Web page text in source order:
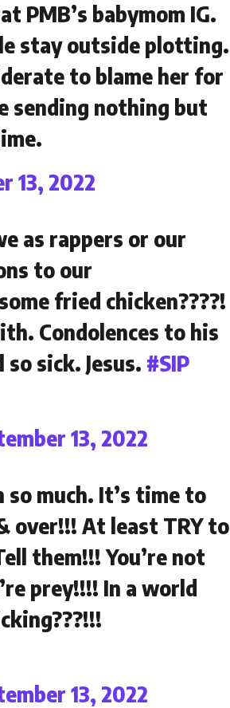
PMB’s babymom IG.
stay outside plotting.
to blame her for
sending nothing but
13, 2022
as rappers or our
to our
fried chicken????!
Condolences to his
sick. Jesus. #SIP
13, 2022
so much. It’s time to
over!!! At least TRY to
them!!! You’re not
prey!!!! In a world
13, 2022